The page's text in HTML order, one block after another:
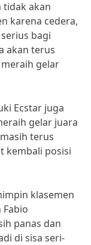
tidak akan
karena cedera,
bagi
akan terus
gelar
Ecstar juga
gelar juara
terus
kembali posisi
klasemen
Fabio
panas dan
di sisa seri-